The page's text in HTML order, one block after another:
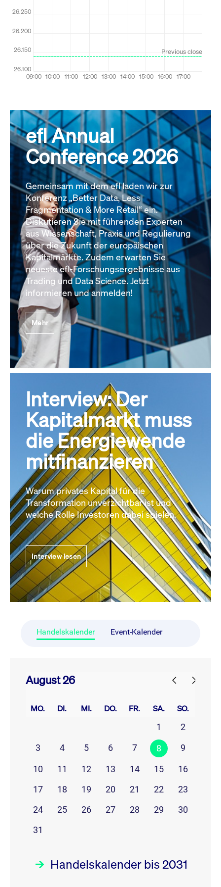
efl Annual
Conference 2026
Gemeinsam mit dem efl laden wir zur
Konferenz „Better Data, Less
Fragmentation & More Retail“ ein.
Diskutieren Sie mit führenden Experten
aus Wissenschaft, Praxis und Regulierung
über die Zukunft der europäischen
Kapitalmärkte. Zudem erwarten Sie
neueste efl-Forschungsergebnisse aus
Trading und Data Science. Jetzt
informieren und anmelden!
Mehr
Interview: Der
Kapitalmarkt muss
die Energiewende
mitfinanzieren
Warum privates Kapital für die
Transformation unverzichtbar ist und
welche Rolle Investoren dabei spielen.
Interview lesen
Handelskalender Event-Kalender
August 26
MO. DI. MI. DO. FR. SA. SO.
1
2
3
4 5 6 7 8 9
10 11 12 13 14 15
16
17
18 19 20 21 22
23
24
25 26 27 28 29
30
31
Handelskalender bis 2031